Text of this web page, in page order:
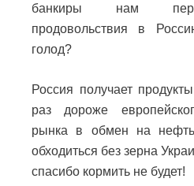
банкиры нам
продовольствия в
голод?
Россия получает
раз дороже
рынка в обмен на
обходиться без зерна
спасибо кормить не будет!